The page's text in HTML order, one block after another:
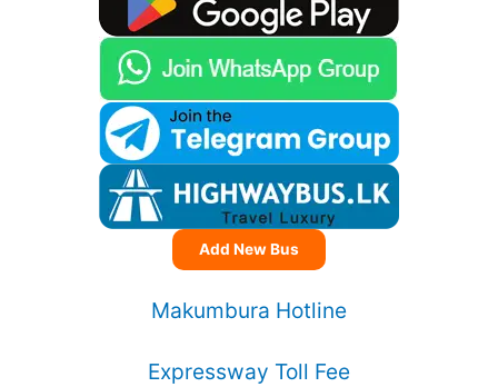
Add New Bus
Makumbura Hotline
Expressway Toll Fee